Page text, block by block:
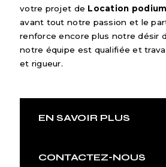
votre projet de Location podium
avant tout notre passion et le
renforce encore plus notre désir
notre équipe est qualifiée et
et rigueur.
EN SAVOIR PLUS
CONTACTEZ-NOUS